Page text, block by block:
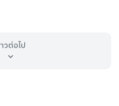
วต่อไป